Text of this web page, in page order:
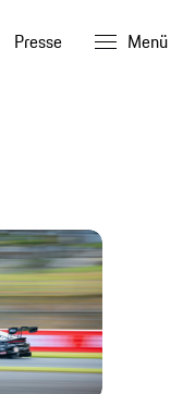
Presse Menü